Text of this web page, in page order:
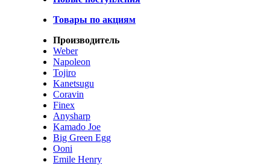
Товары по акциям
Производитель
Weber
Napoleon
Tojiro
Kanetsugu
Coravin
Finex
Anysharp
Kamado Joe
Big Green Egg
Ooni
Emile Henry